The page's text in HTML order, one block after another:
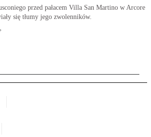
przed pałacem Villa San Martino w Arcore
się tłumy jego zwolenników.